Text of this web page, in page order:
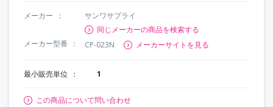
メーカー
サンワサプライ
同じメーカーの商品を検索する
メーカー型番
CP-023N メーカーサイトを見る
最小販売単位 1
この商品について問い合わせ